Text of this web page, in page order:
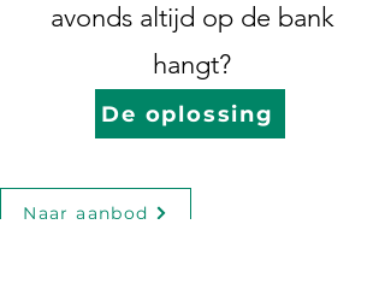
avonds altijd op de bank
hangt?
De oplossing
Naar aanbod